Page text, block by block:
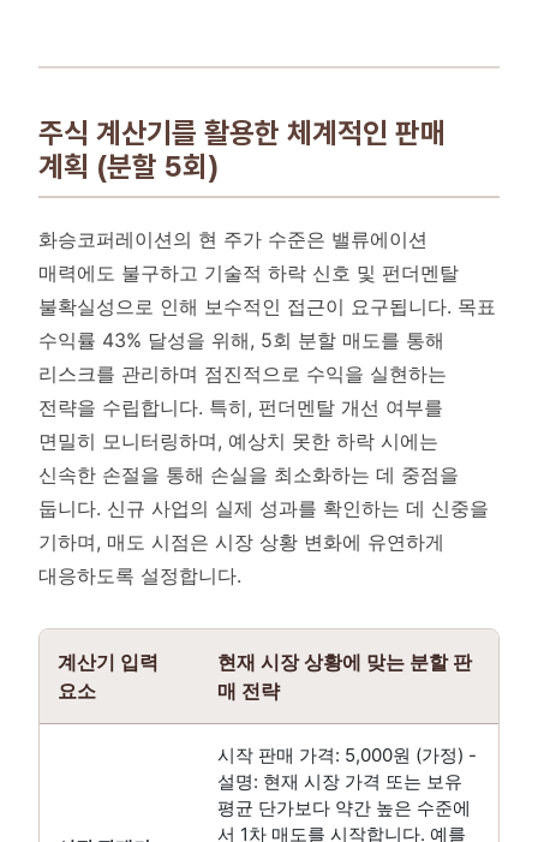
주식 계산기를 활용한 체계적인 판매
계획 (분할 5회)
화승코퍼레이션의 현 주가 수준은 밸류에이션
매력에도 불구하고 기술적 하락 신호 및 펀더멘탈
불확실성으로 인해 보수적인 접근이 요구됩니다. 목표
수익률 43% 달성을 위해, 5회 분할 매도를 통해
리스크를 관리하며 점진적으로 수익을 실현하는
전략을 수립합니다. 특히, 펀더멘탈 개선 여부를
면밀히 모니터링하며, 예상치 못한 하락 시에는
신속한 손절을 통해 손실을 최소화하는 데 중점을
둡니다. 신규 사업의 실제 성과를 확인하는 데 신중을
기하며, 매도 시점은 시장 상황 변화에 유연하게
대응하도록 설정합니다.
계산기 입력
요소
현재 시장 상황에 맞는 분할 판
매 전략
시작 판매 가격: 5,000원 (가정) -
설명: 현재 시장 가격 또는 보유
평균 단가보다 약간 높은 수준에
서 1차 매도를 시작합니다. 예를